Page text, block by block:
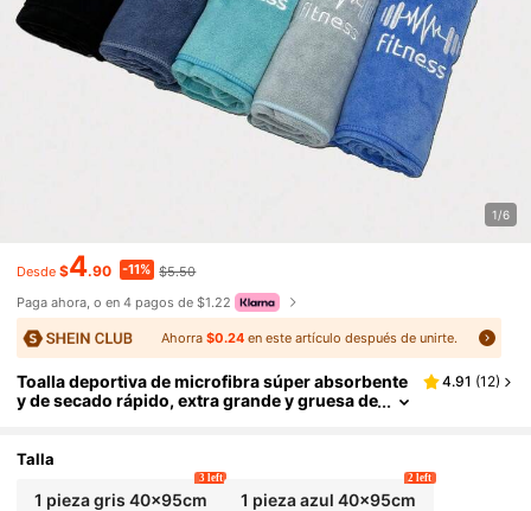
1/6
Desde $4.90 -11% $5.50
Paga ahora, o en 4 pagos de $1.22
Ahorra $0.24en este artículo después de unirte.
Toalla deportiva de microfibra súper absorbente
y de secado rápido, extra grande y gruesa de
amping, toalla multiusos para playa, piscina, flot
ador, accesorio unisex para fiestas y exteriores
4.91 (12)
Talla
1 pieza gris 40x95cm
3 left
1 pieza azul 40x95cm
2 left